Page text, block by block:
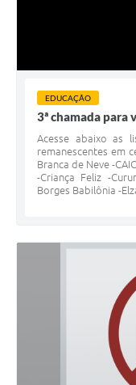
EDUCAÇÃO
3ª chamada para
Acesse abaixo as
remanescentes em
Branca de Neve -
-Criança Feliz -
Borges Babilônia -